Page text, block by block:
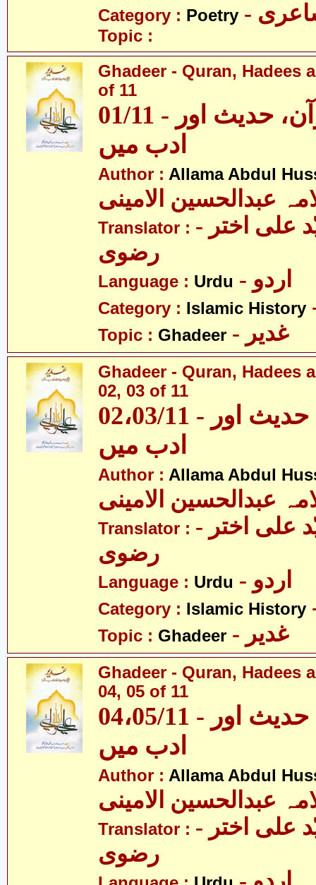
Category : Poetry
Topic :
Ghadeer - Quran, Hadees
of 11
01/11 - غدیر - قرآن، حدیث اور
ادب میں
Author : Allama Abdul
عبدالحسین الامینی
Translator : - مولانا سیّد علی اختر
رضوی
Language : Urdu - اردو
Category : Islamic History
Topic : Ghadeer - غدیر
Ghadeer - Quran, Hadees
02, 03 of 11
02،03/11 - غدیر - قرآن، حدیث اور
ادب میں
Author : Allama Abdul
عبدالحسین الامینی
Translator : - مولانا سیّد علی اختر
رضوی
Language : Urdu - اردو
Category : Islamic History
Topic : Ghadeer - غدیر
Ghadeer - Quran, Hadees
04, 05 of 11
04،05/11 - غدیر - قرآن، حدیث اور
ادب میں
Author : Allama Abdul
عبدالحسین الامینی
Translator : - مولانا سیّد علی اختر
رضوی